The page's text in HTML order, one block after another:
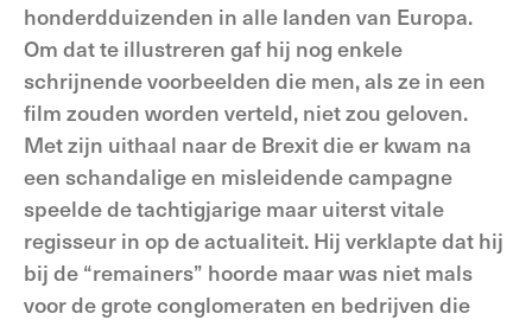
honderdduizenden in alle landen van Europa.
Om dat te illustreren gaf hij nog enkele
schrijnende voorbeelden die men, als ze in een
film zouden worden verteld, niet zou geloven.
Met zijn uithaal naar de Brexit die er kwam na
een schandalige en misleidende campagne
speelde de tachtigjarige maar uiterst vitale
regisseur in op de actualiteit. Hij verklapte dat hij
bij de “remainers” hoorde maar was niet mals
voor de grote conglomeraten en bedrijven die